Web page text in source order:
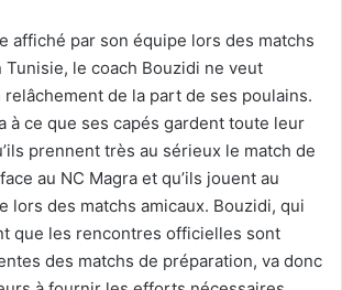
affiché par son équipe lors des matchs
Tunisie, le coach Bouzidi ne veut
de la part de ses poulains.
à ce que ses capés gardent toute leur
prennent très au sérieux le match de
au NC Magra et qu’ils jouent au
lors des matchs amicaux. Bouzidi, qui
que les rencontres officielles sont
des matchs de préparation, va donc